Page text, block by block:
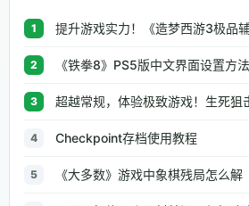
1
2 《铁拳8》PS5版中文界面设置方法
3
4 Checkpoint存档使用教程
5 《大多数》游戏中象棋残局怎么解